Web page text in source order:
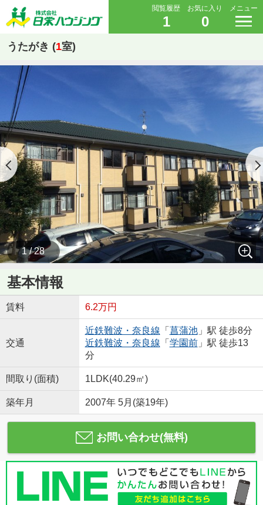
閲覧履歴
1
お気に入り
0
メニュー
うたがき (1室)
1 / 28
基本情報
賃料 6.2万円
交通
近鉄難波・奈良線 「 菖蒲池」駅 徒歩8分
近鉄難波・奈良線 「 学園前」駅 徒歩13
分
間取り(面積) 1LDK(40.29㎡)
築年月 2007年 5月(築19年)
お問い合わせ(無料)